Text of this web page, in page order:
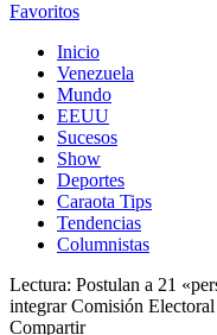
Favoritos
Inicio
Venezuela
Mundo
EEUU
Sucesos
Show
Deportes
Caraota Tips
Tendencias
Columnistas
Lectura: Postulan a 21
integrar Comisión
Compartir